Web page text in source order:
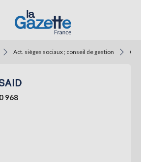
Act. sièges sociaux ; conseil de gestion
968